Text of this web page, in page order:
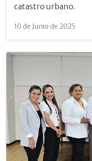
catastro urbano.
10 de Junio de 2025